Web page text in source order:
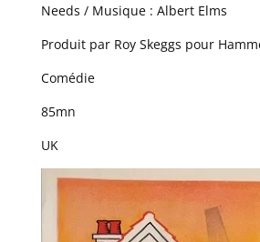
Needs / Musique : Albert Elms
Produit par Roy Skeggs pour
Comédie
85mn
UK